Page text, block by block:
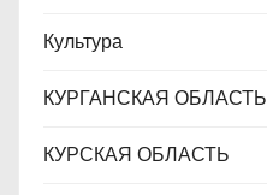
Культура
КУРГАНСКАЯ ОБЛАСТЬ
КУРСКАЯ ОБЛАСТЬ